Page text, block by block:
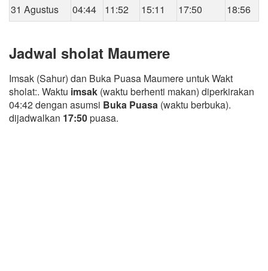
31 Agustus
04:44 11:52 15:11 17:50 18:56
Jadwal sholat Maumere
Imsak (Sahur) dan Buka Puasa Maumere untuk Wakt
sholat:. Waktu imsak (waktu berhenti makan) diperkirakan
04:42 dengan asumsi Buka Puasa (waktu berbuka).
dijadwalkan 17:50puasa.